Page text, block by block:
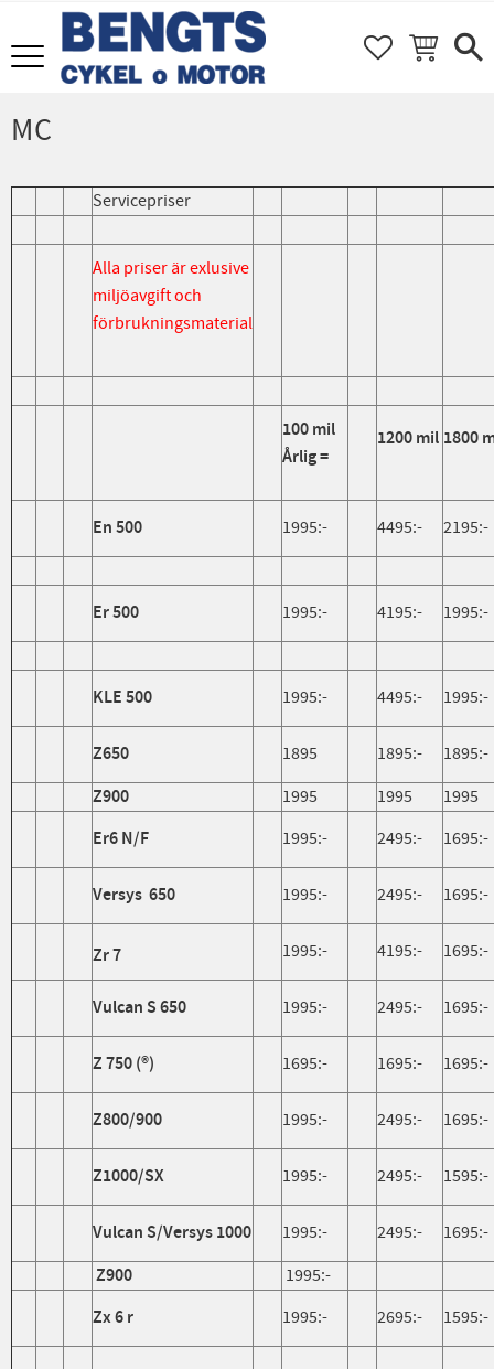
Meny FAVORITER
KUNDVAGN
MC
Servicepriser
Alla priser är exlusive
miljöavgift och
förbrukningsmaterial
100 mil
Årlig =
1200 mil 1800
En 500 1995:- 4495:- 2195:-
Er 500 1995:- 4195:- 1995:-
KLE 500 1995:- 4495:- 1995:-
Z650 1895 1895:- 1895:-
Z900 1995 1995 1995
Er6 N/F 1995:- 2495:- 1695:-
Versys 650 1995:- 2495:- 1695:-
Zr 7 1995:- 4195:- 1695:-
Vulcan S 650 1995:- 2495:- 1695:-
Z 750 (®) 1695:- 1695:- 1695:-
Z800/900 1995:- 2495:- 1695:-
Z1000/SX 1995:- 2495:- 1595:-
Vulcan S/Versys 1000 1995:- 2495:- 1695:-
Z900 1995:-
Zx 6 r 1995:- 2695:- 1595:-